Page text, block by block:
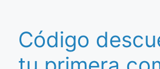
Código